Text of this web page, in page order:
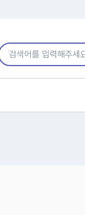
합검색어 입력